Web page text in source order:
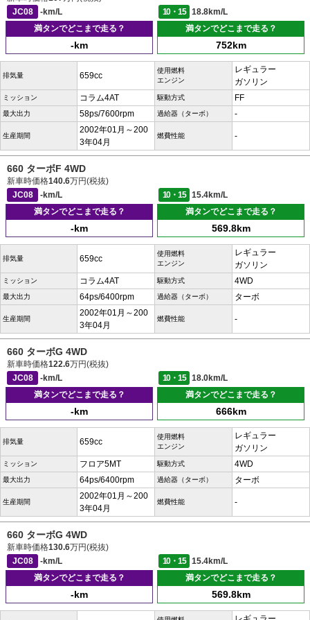
JC08
-km/L 10・15
18.8km/L
満タンでどこまで走る？
-km
満タンでどこまで走る？
752km
排気量 659cc
使用燃料
エンジン
レギュラー
ガソリン
ミッション コラム4AT 駆動方式 FF
最大出力 58ps/7600rpm 過給器（ターボ） -
生産期間
2002年01月～200
3年04月
燃費性能 -
660 ターボF 4WD
新車時価格140.6万円(税抜)
JC08
-km/L 10・15
15.4km/L
満タンでどこまで走る？
-km
満タンでどこまで走る？
569.8km
排気量 659cc
使用燃料
エンジン
レギュラー
ガソリン
ミッション コラム4AT 駆動方式 4WD
最大出力 64ps/6400rpm 過給器（ターボ） ターボ
生産期間
2002年01月～200
3年04月
燃費性能 -
660 ターボG 4WD
新車時価格122.6万円(税抜)
JC08
-km/L 10・15
18.0km/L
満タンでどこまで走る？
-km
満タンでどこまで走る？
666km
排気量 659cc
使用燃料
エンジン
レギュラー
ガソリン
ミッション フロア5MT 駆動方式 4WD
最大出力 64ps/6400rpm 過給器（ターボ） ターボ
生産期間
2002年01月～200
3年04月
燃費性能 -
660 ターボG 4WD
新車時価格130.6万円(税抜)
JC08
-km/L 10・15
15.4km/L
満タンでどこまで走る？
-km
満タンでどこまで走る？
569.8km